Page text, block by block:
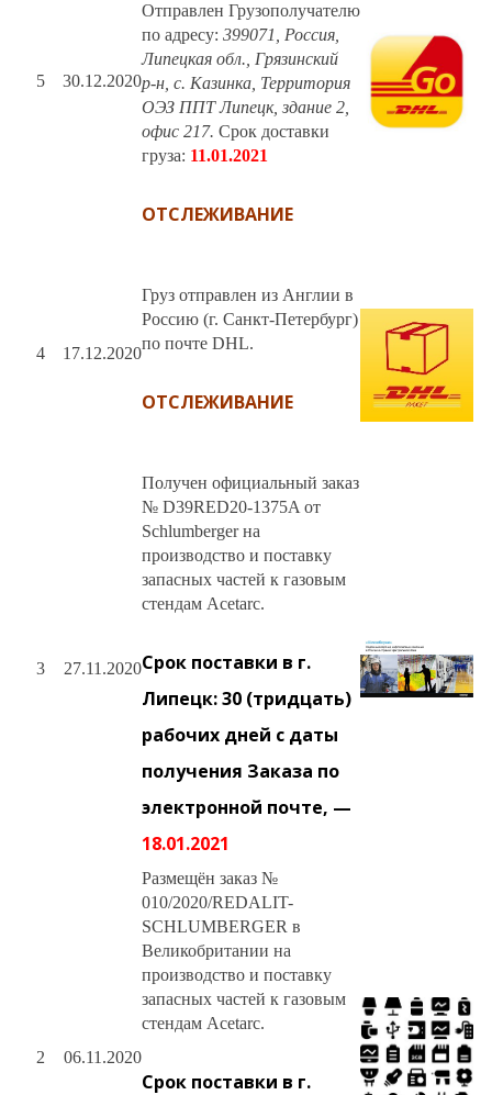
5 30.12.2020
Отправлен Грузополучателю
по адресу: 399071, Россия,
Липецкая обл., Грязинский
р-н, с. Казинка, Территория
ОЭЗ ППТ Липецк, здание 2,
офис 217. Срок доставки
груза: 11.01.2021
ОТСЛЕЖИВАНИЕ
4 17.12.2020
Груз отправлен из Англии в
Россию (г. Санкт-Петербург)
по почте DHL.
ОТСЛЕЖИВАНИЕ
3 27.11.2020
Получен официальный заказ
№ D39RED20-1375A от
Schlumberger на
производство и поставку
запасных частей к газовым
стендам Acetarc.
Срок поставки в г.
Липецк:30 (тридцать)
рабочих дней с даты
получения Заказа по
электронной почте, —
18.01.2021
2 06.11.2020
Размещён заказ №
010/2020/REDALIT-
SCHLUMBERGER в
Великобритании на
производство и поставку
запасных частей к газовым
стендам Acetarc.
Срок поставки в г.